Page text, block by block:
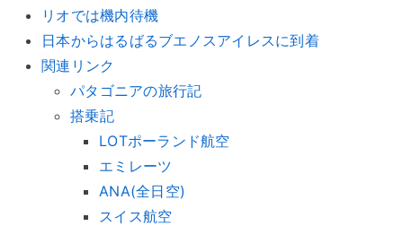
リオでは機内待機
日本からはるばるブエノスアイレスに到着
関連リンク
パタゴニアの旅行記
搭乗記
LOTポーランド航空
エミレーツ
ANA(全日空)
スイス航空